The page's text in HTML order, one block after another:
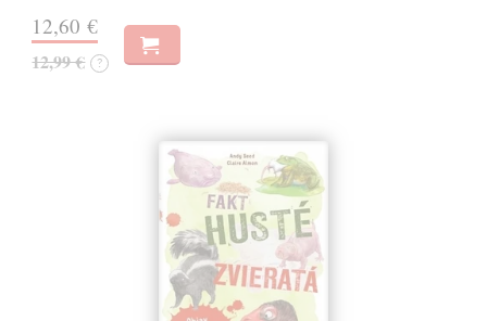
12,60 €
12,99 € ?